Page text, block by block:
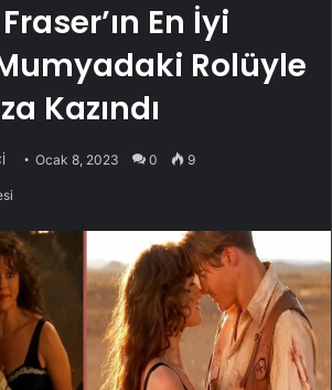
En İyi
Rolüyle
Kazındı
Ocak 8, 2023 0 9